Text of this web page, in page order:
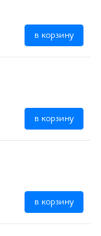
в корзину
в корзину
в корзину